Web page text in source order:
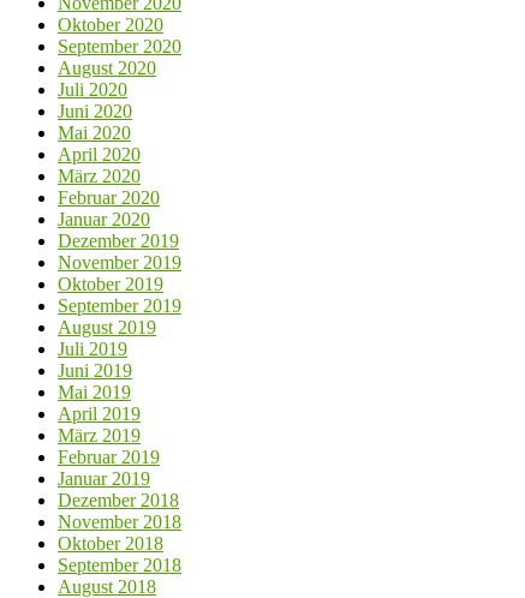
Oktober 2020
September 2020
August 2020
Juli 2020
Juni 2020
Mai 2020
April 2020
März 2020
Februar 2020
Januar 2020
Dezember 2019
November 2019
Oktober 2019
September 2019
August 2019
Juli 2019
Juni 2019
Mai 2019
April 2019
März 2019
Februar 2019
Januar 2019
Dezember 2018
November 2018
Oktober 2018
September 2018
August 2018